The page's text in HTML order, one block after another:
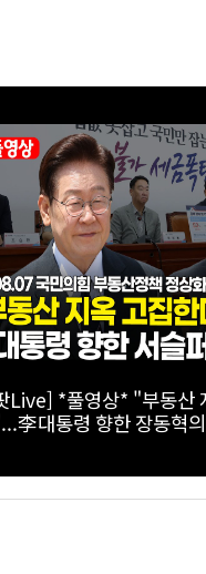
Live] 한자리에 모인 장
대장 등 진급 장성 4명